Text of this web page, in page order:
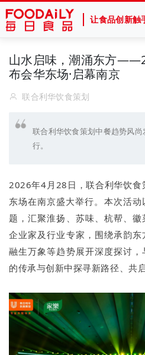
让食品创新触
山水启味，潮涌东方
布会华东场·启幕南京
联合利华饮食策划
联合利华饮食策划中餐趋势风
行。
2026年4月28日，联合利华饮食
东场在南京盛大举行。本次活动
题，汇聚淮扬、苏味、杭帮、
企业家及行业专家，围绕承韵
融生万象等趋势展开深度探讨
的传承与创新中探寻新路径、共